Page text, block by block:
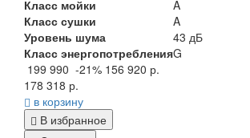
Класс мойки
A
Класс сушки
A
Уровень шума
43 дБ
Класс энергопотребленияG
199 990 -21% 156 920 р.
178 318 р.
в корзину
В избранное